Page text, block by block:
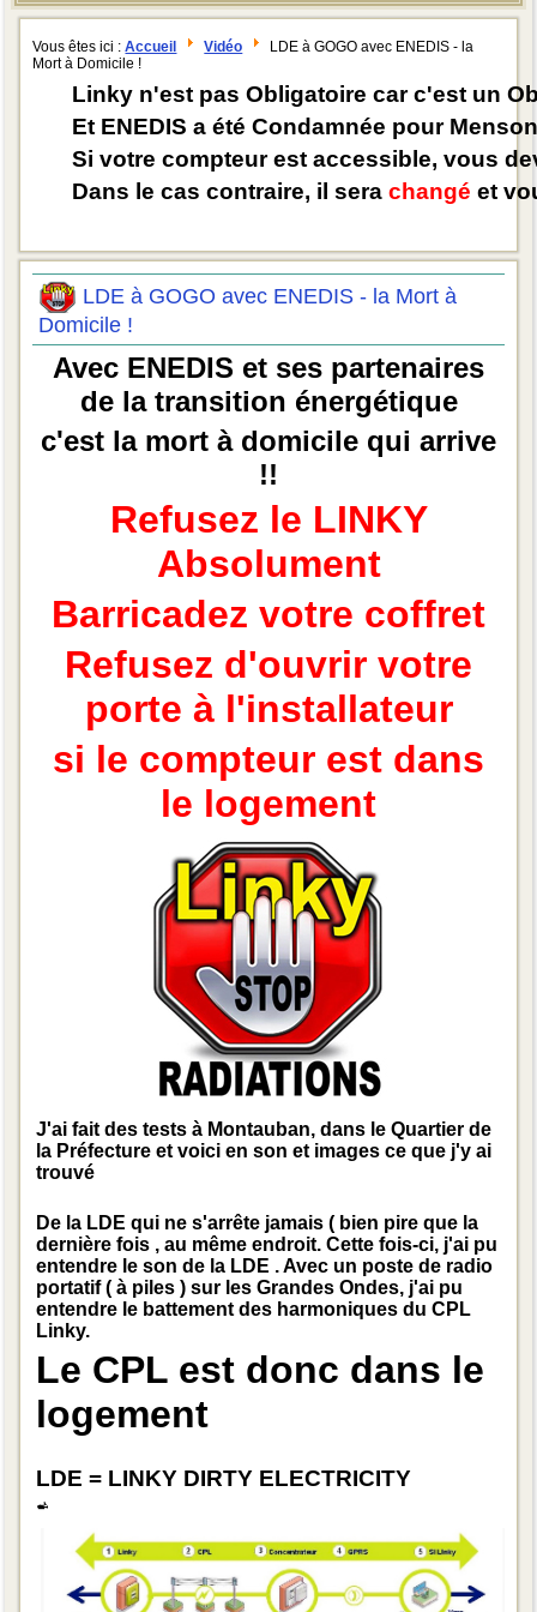
Vous êtes ici :Accueil Vidéo
LDE à GOGO avec ENEDIS - la
Mort à Domicile !
Linky n'est pas Obligatoire car c'est un
Et ENEDIS a été Condamnée pour
Si votre compteur est accessible, vous
Dans le cas contraire, il serachangé et
LDE à GOGO avec ENEDIS - la Mort à
Domicile !
Avec ENEDIS et ses partenaires
de la transition énergétique
c'est la mort à domicile qui arrive
!!
Refusez le LINKY
Absolument
Barricadez votre coffret
Refusez d'ouvrir votre
porte à l'installateur
si le compteur est dans
le logement
J'ai fait des tests à Montauban, dans le Quartier de
la Préfecture et voici en son et images ce que j'y ai
trouvé
De la LDE qui ne s'arrête jamais ( bien pire que la
dernière fois , au même endroit. Cette fois-ci, j'ai pu
entendre le son de la LDE . Avec un poste de radio
portatif ( à piles ) sur les Grandes Ondes, j'ai pu
entendre le battement des harmoniques du CPL
Linky.
Le CPL est donc dans le
logement
LDE = LINKY DIRTY ELECTRICITY